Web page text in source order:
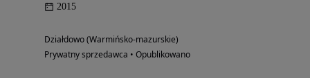
2015
Działdowo (Warmińsko-mazurskie)
Prywatny sprzedawca • Opublikowano